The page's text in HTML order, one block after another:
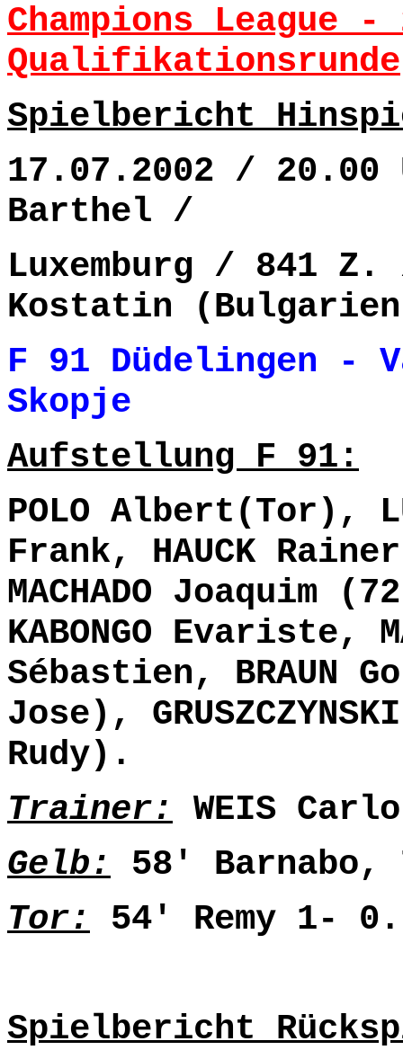
Champions League
Qualifikationsrunde
Spielbericht
17.07.2002 / 20.00
Barthel /
Luxemburg / 841 Z.
Kostatin
F 91 Düdelingen -
Skopje 1-
Aufstellung F 91:
POLO Albert(Tor),
Frank, HAUCK
MACHADO Joaquim
KABONGO Evariste,
Sébastien, BRAUN
Jose),
Rudy).
Trainer: WEIS
Gelb: 58'
Tor: 54' Remy 1- 0.
Spielbericht